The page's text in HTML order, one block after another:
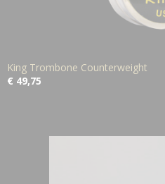
King Trombone Counterweight
€ 49,75